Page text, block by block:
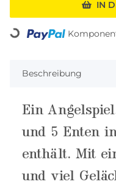
IN
Loading...
Beschreibung
Ein
und 5 Enten
enthält. Mit
und viel